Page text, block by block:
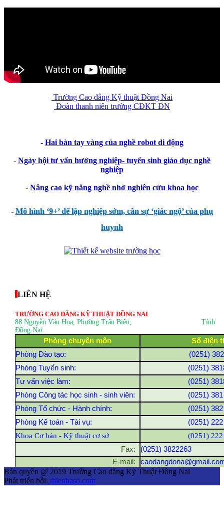
Trường Cao đẳng Kỹ thuật Đồng Nai
Đoàn thanh niên trường CĐKT ĐN
- Hai bàn tay vàng của nghề robot di động
- Ngày hội tư vấn hướng nghiệp- tuyển sinh giáo dục nghề
nghiệp
- Nâng cao kỹ năng nghề nhờ nghiên cứu khoa học
-Mô hình ‘9+’ để lập nghiệp sớm, cần sự ‘giác ngộ’ của phụ
huynh
LIÊN HỆ
TRƯỜNG CAO ĐẲNG KỸ THUẬT ĐỒNG NAI
88 Nguyễn Văn Hoa, Phường Trấn Biên , Tỉnh
Đồng Nai.
Phòng chuyên môn
Số điện
Phòng Đào tạo:
(0251)
Phòng Tuyển sinh:
(0251)
Tư vấn việc làm:
(0251)
Phòng Công tác học sinh - sinh viên:
(0251)
Phòng Tổ chức - Hành chính:
(0251)
Phòng Kế toán - Tài vụ:
(0251)
Khoa Cơ bản - Kỹ thuật cơ sở
(0251)
Fax:
(0251) 3822263
E-mail:
Bản quyền @ 2019 Trường Cao đẳng Kỹ Thuật Đồng Nai
Phát triển bởi: thienhaso.com